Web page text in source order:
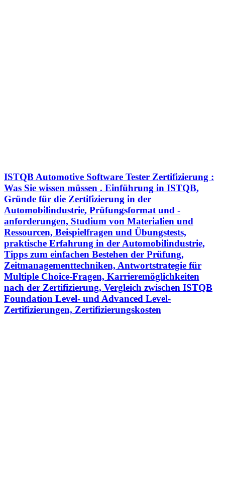
ISTQB Automotive Software Tester Zertifizierung :
Was Sie wissen müssen . Einführung in ISTQB,
Gründe für die Zertifizierung in der
Automobilindustrie, Prüfungsformat und -
anforderungen, Studium von Materialien und
Ressourcen, Beispielfragen und Übungstests,
praktische Erfahrung in der Automobilindustrie,
Tipps zum einfachen Bestehen der Prüfung,
Zeitmanagementtechniken, Antwortstrategie für
Multiple Choice-Fragen, Karrieremöglichkeiten
nach der Zertifizierung, Vergleich zwischen ISTQB
Foundation Level- und Advanced Level-
Zertifizierungen, Zertifizierungskosten